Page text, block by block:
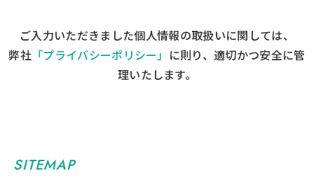
ご入力いただきました個人情報の取扱いに関しては、
弊社「プライバシーポリシー」 に則り、適切かつ安全に管
理いたします。
SITEMAP